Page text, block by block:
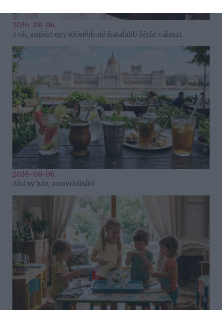
2026-08-06.
3 ok, amiért egy idősebb nő fiatalabb férfit választ
2026-08-06.
Ahány ház, annyi hűsítő